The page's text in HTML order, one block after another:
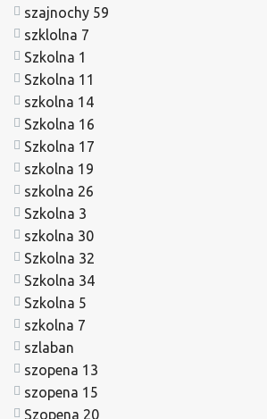
szajnochy 59
szklolna 7
Szkolna 1
Szkolna 11
szkolna 14
Szkolna 16
Szkolna 17
szkolna 19
szkolna 26
Szkolna 3
szkolna 30
Szkolna 32
Szkolna 34
Szkolna 5
szkolna 7
szlaban
szopena 13
szopena 15
Szopena 20